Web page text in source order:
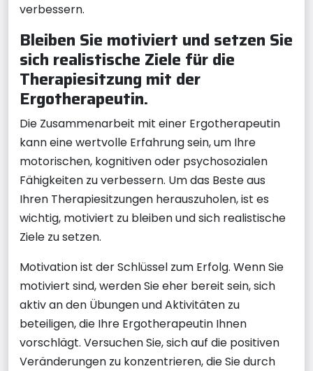
verbessern.
Bleiben Sie motiviert und setzen Sie
sich realistische Ziele für die
Therapiesitzung mit der
Ergotherapeutin.
Die Zusammenarbeit mit einer Ergotherapeutin
kann eine wertvolle Erfahrung sein, um Ihre
motorischen, kognitiven oder psychosozialen
Fähigkeiten zu verbessern. Um das Beste aus
Ihren Therapiesitzungen herauszuholen, ist es
wichtig, motiviert zu bleiben und sich realistische
Ziele zu setzen.
Motivation ist der Schlüssel zum Erfolg. Wenn Sie
motiviert sind, werden Sie eher bereit sein, sich
aktiv an den Übungen und Aktivitäten zu
beteiligen, die Ihre Ergotherapeutin Ihnen
vorschlägt. Versuchen Sie, sich auf die positiven
Veränderungen zu konzentrieren, die Sie durch